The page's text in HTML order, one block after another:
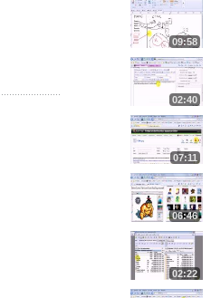
09:58
02:40
07:11
06:46
02:22